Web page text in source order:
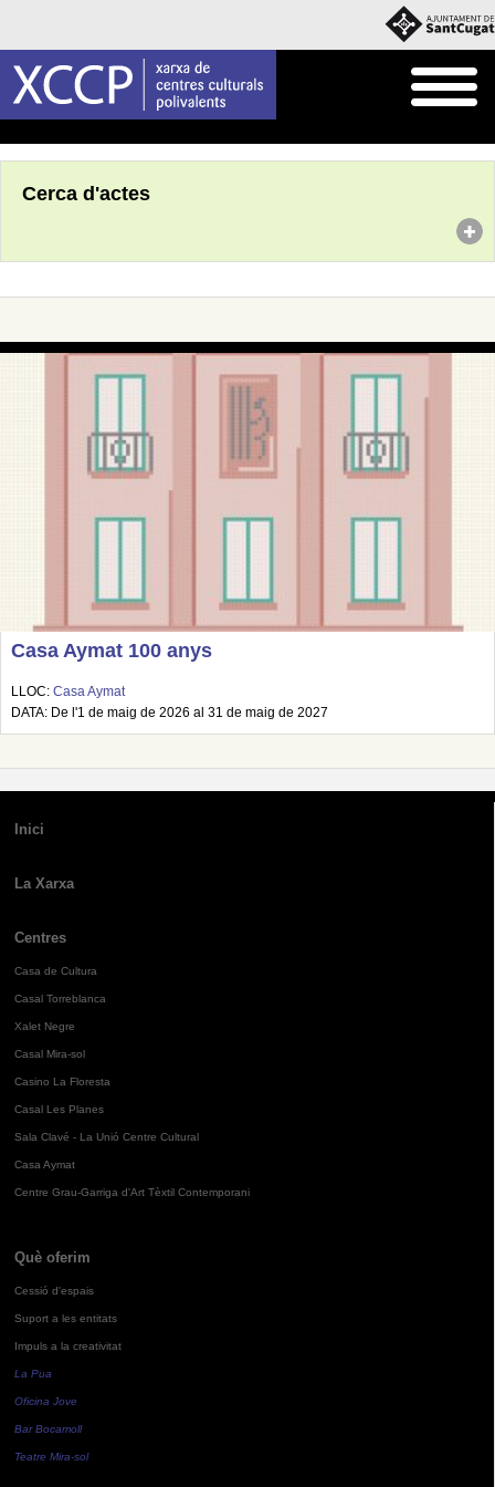
Cerca d'actes
Casa Aymat 100 anys
LLOC: Casa Aymat
DATA: De l'1 de maig de 2026 al 31 de maig de 2027
Inici
La Xarxa
Centres
Casa de Cultura
Casal Torreblanca
Xalet Negre
Casal Mira-sol
Casino La Floresta
Casal Les Planes
Sala Clavé - La Unió Centre Cultural
Casa Aymat
Centre Grau-Garriga d'Art Tèxtil Contemporani
Què oferim
Cessió d'espais
Suport a les entitats
Impuls a la creativitat
La Pua
Oficina Jove
Bar Bocamoll
Teatre Mira-sol